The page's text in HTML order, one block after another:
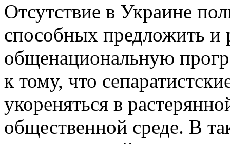
Отсутствие в Украине
способных предложить и
общенациональную
к тому, что
укореняться в
общественной среде. В